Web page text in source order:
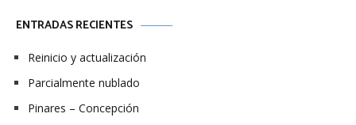
ENTRADAS RECIENTES
Reinicio y actualización
Parcialmente nublado
Pinares – Concepción